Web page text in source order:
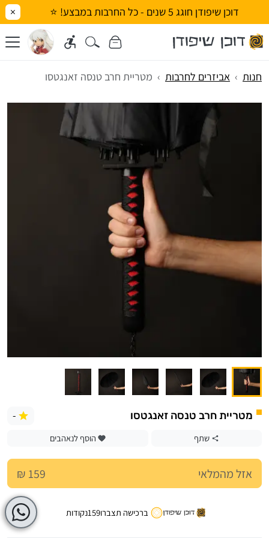
דוכן שיפודן חוגג 5 שנים - כל החרבות במבצע! ⭐ ×
חנות אביזרים לחרבות מטריית חרב טנסה זאנגטסו
מטריית חרב טנסה זאנגטסו -
שתף הוסף לנאהבים
אזל מהמלאי 159 ₪
ברכישה תצברו159נקודות